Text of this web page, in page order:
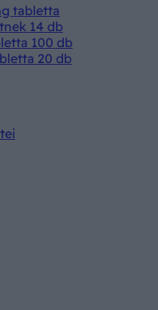
tabletta
14 db
100 db
20 db